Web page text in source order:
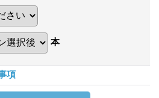
本
項